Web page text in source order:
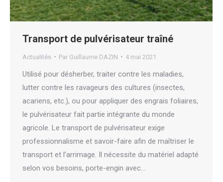
Transport de pulvérisateur traîné
Actualités Par Guillaume DAZIN 4 mai 2021
Utilisé pour désherber, traiter contre les maladies,
lutter contre les ravageurs des cultures (insectes,
acariens, etc.), ou pour appliquer des engrais foliaires,
le pulvérisateur fait partie intégrante du monde
agricole. Le transport de pulvérisateur exige
professionnalisme et savoir-faire afin de maîtriser le
transport et l’arrimage. Il nécessite du matériel adapté
selon vos besoins, porte-engin avec…